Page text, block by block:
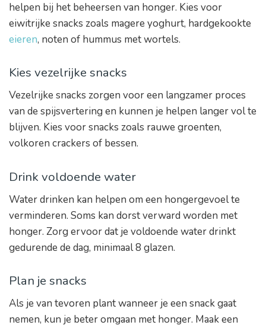
helpen bij het beheersen van honger. Kies voor
eiwitrijke snacks zoals magere yoghurt, hardgekookte
eieren, noten of hummus met wortels.
Kies vezelrijke snacks
Vezelrijke snacks zorgen voor een langzamer proces
van de spijsvertering en kunnen je helpen langer vol te
blijven. Kies voor snacks zoals rauwe groenten,
volkoren crackers of bessen.
Drink voldoende water
Water drinken kan helpen om een hongergevoel te
verminderen. Soms kan dorst verward worden met
honger. Zorg ervoor dat je voldoende water drinkt
gedurende de dag, minimaal 8 glazen.
Plan je snacks
Als je van tevoren plant wanneer je een snack gaat
nemen, kun je beter omgaan met honger. Maak een